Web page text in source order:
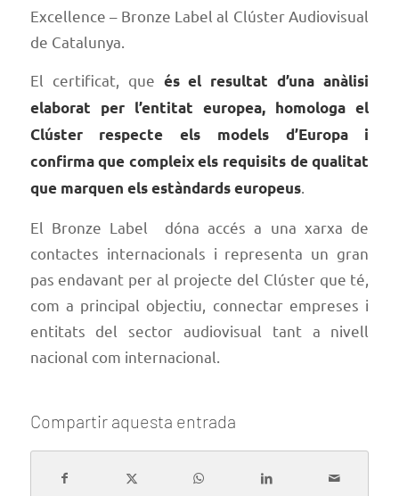
Excellence – Bronze Label al Clúster Audiovisual
de Catalunya.
El certificat, que és el resultat d’una anàlisi
elaborat per l’entitat europea, homologa el
Clúster respecte els models d’Europa i
confirma que compleix els requisits de qualitat
que marquen els estàndards europeus.
El Bronze Label dóna accés a una xarxa de
contactes internacionals i representa un gran
pas endavant per al projecte del Clúster que té,
com a principal objectiu, connectar empreses i
entitats del sector audiovisual tant a nivell
nacional com internacional.
Compartir aquesta entrada